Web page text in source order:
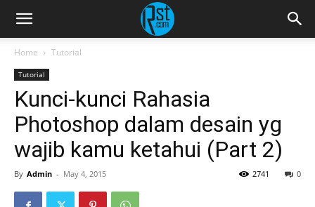
Home Tutorial
Tutorial
Kunci-kunci Rahasia
Photoshop dalam desain yg
wajib kamu ketahui (Part 2)
By Admin - May 4, 2015 0
2741